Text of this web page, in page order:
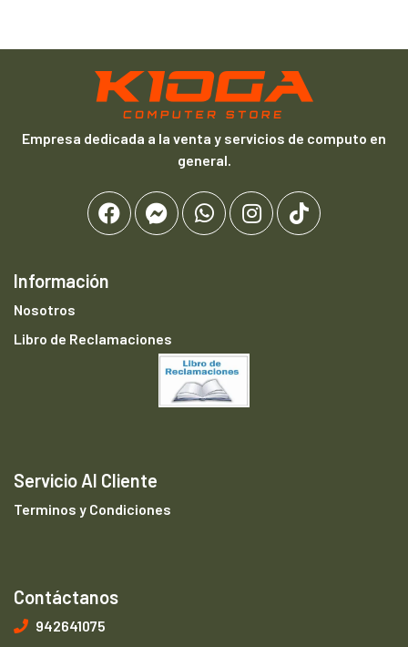
Empresa dedicada a la venta y servicios de computo en
general.
Información
Nosotros
Libro de Reclamaciones
Servicio Al Cliente
Terminos y Condiciones
Contáctanos
942641075